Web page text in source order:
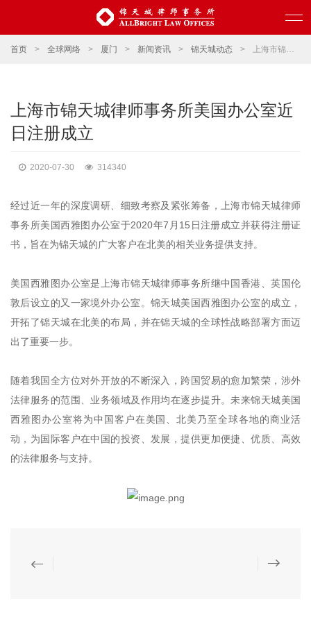
首页 > 全球网络 > 厦门 > 新闻资讯 > 锦天城动态 > 上海市锦天城律师事务所美国办公室近日注册成立
上海市锦天城律师事务所美国办公室近
日注册成立
2020-07-30 314340
经过近一年的深度调研、细致考察及紧张筹备，上海市锦天城律师
事务所美国西雅图办公室于2020年7月15日注册成立并获得注册证
书，旨在为锦天城的广大客户在北美的相关业务提供支持。
美国西雅图办公室是上海市锦天城律师事务所继中国香港、英国伦
敦后设立的又一家境外办公室。锦天城美国西雅图办公室的成立，
开拓了锦天城在北美的布局，并在锦天城的全球性战略部署方面迈
出了重要一步。
随着我国全方位对外开放的不断深入，跨国贸易的愈加繁荣，涉外
法律服务的范围、业务领域及作用均在逐步提升。未来锦天城美国
西雅图办公室将为中国客户在美国、北美乃至全球各地的商业活
动，为国际客户在中国的投资、发展，提供更加便捷、优质、高效
的法律服务与支持。